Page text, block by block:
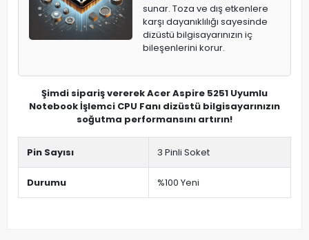
sunar. Toza ve dış etkenlere
karşı dayanıklılığı sayesinde
dizüstü bilgisayarınızın iç
bileşenlerini korur.
Şimdi sipariş vererek Acer Aspire 5251 Uyumlu
Notebook İşlemci CPU Fanı dizüstü bilgisayarınızın
soğutma performansını artırın!
Pin Sayısı 3 Pinli Soket
Durumu %100 Yeni